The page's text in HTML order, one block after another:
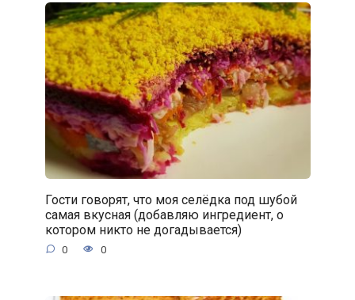
Гости говорят, что моя селёдка под шубой
самая вкусная (добавляю ингредиент, о
котором никто не догадывается)
0 0